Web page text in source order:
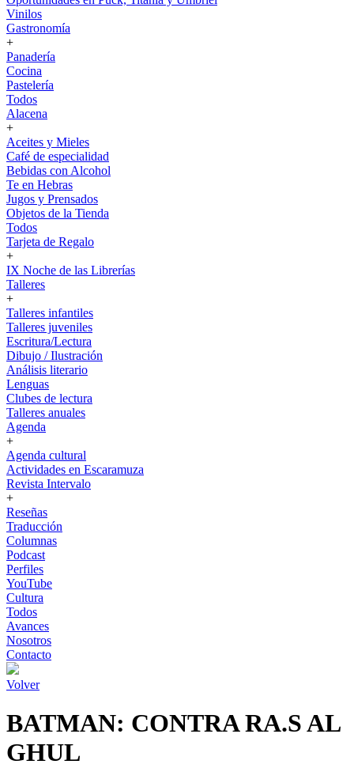
Vinilos
Gastronomía
+
Panadería
Cocina
Pastelería
Todos
Alacena
+
Aceites y Mieles
Café de especialidad
Bebidas con Alcohol
Te en Hebras
Jugos y Prensados
Objetos de la Tienda
Todos
Tarjeta de Regalo
+
IX Noche de las Librerías
Talleres
+
Talleres infantiles
Talleres juveniles
Escritura/Lectura
Dibujo / Ilustración
Análisis literario
Lenguas
Clubes de lectura
Talleres anuales
Agenda
+
Agenda cultural
Actividades en Escaramuza
Revista Intervalo
+
Reseñas
Traducción
Columnas
Podcast
Perfiles
YouTube
Cultura
Todos
Avances
Nosotros
Contacto
Volver
BATMAN: CONTRA RA.S AL
GHUL